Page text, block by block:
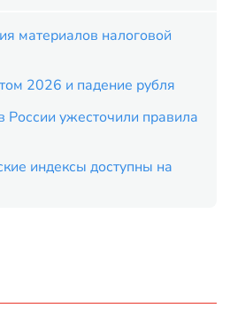
материалов налоговой
2026 и падение рубля
России ужесточили правила
индексы доступны на